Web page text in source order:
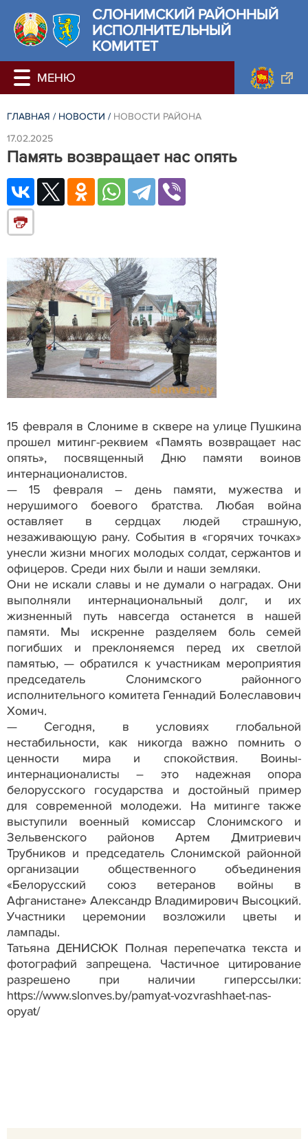
СЛОНИМСКИЙ РАЙОННЫЙ
ИСПОЛНИТЕЛЬНЫЙ
КОМИТЕТ
ГЛАВНАЯ / НОВОСТИ / НОВОСТИ РАЙОНА
17.02.2025
Память возвращает нас опять
15 февраля в Слониме в сквере на улице Пушкина
прошел митинг-реквием «Память возвращает нас
опять», посвященный Дню памяти воинов
интернационалистов.
— 15 февраля – день памяти, мужества и
нерушимого боевого братства. Любая война
оставляет в сердцах людей страшную,
незаживающую рану. События в «горячих точках»
унесли жизни многих молодых солдат, сержантов и
офицеров. Среди них были и наши земляки.
Они не искали славы и не думали о наградах. Они
выполняли интернациональный долг, и их
жизненный путь навсегда останется в нашей
памяти. Мы искренне разделяем боль семей
погибших и преклоняемся перед их светлой
памятью, — обратился к участникам мероприятия
председатель Слонимского районного
исполнительного комитета Геннадий Болеславович
Хомич.
— Сегодня, в условиях глобальной
нестабильности, как никогда важно помнить о
ценности мира и спокойствия. Воины-
интернационалисты – это надежная опора
белорусского государства и достойный пример
для современной молодежи. На митинге также
выступили военный комиссар Слонимского и
Зельвенского районов Артем Дмитриевич
Трубников и председатель Слонимской районной
организации общественного объединения
«Белорусский союз ветеранов войны в
Афганистане» Александр Владимирович Высоцкий.
Участники церемонии возложили цветы и
лампады.
Татьяна ДЕНИСЮК Полная перепечатка текста и
фотографий запрещена. Частичное цитирование
разрешено при наличии гиперссылки:
https://www.slonves.by/pamyat-vozvrashhaet-nas-
opyat/